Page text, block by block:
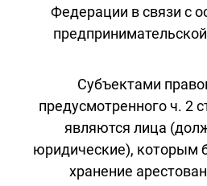
Федерации в связи с
Субъектами
предусмотренного ч. 2
являются лица
юридические), которым
хранение